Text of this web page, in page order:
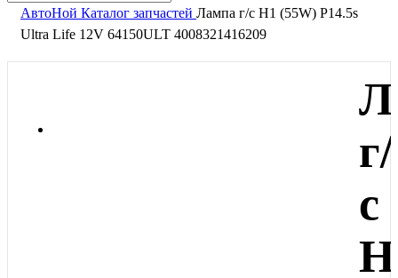
АвтоНой Каталог запчастей Лампа г/с H1 (55W) P14.5s
Ultra Life 12V 64150ULT 4008321416209
г/
с